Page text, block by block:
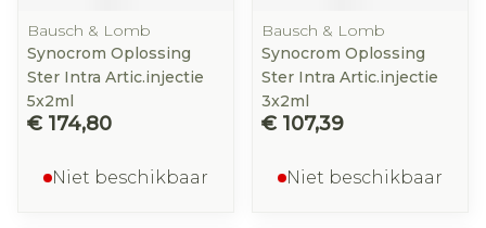
Bausch & Lomb
Synocrom Oplossing
Ster Intra Artic.injectie
5x2ml
€ 174,80
Niet beschikbaar
Bausch & Lomb
Synocrom Oplossing
Ster Intra Artic.injectie
3x2ml
€ 107,39
Niet beschikbaar